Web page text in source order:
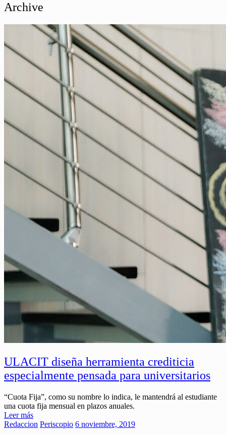
Archive
ULACIT diseña herramienta crediticia
especialmente pensada para universitarios
“Cuota Fija”, como su nombre lo indica, le mantendrá al estudiante
una cuota fija mensual en plazos anuales.
Leer más
Redaccion Periscopio 6 noviembre, 2019